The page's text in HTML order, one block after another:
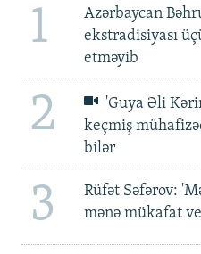
1
Azərbaycan
ekstradisiyası
etməyib
2
'Guya Əli
keçmiş
bilər
3
Rüfət Səfərov:
mənə mükafat